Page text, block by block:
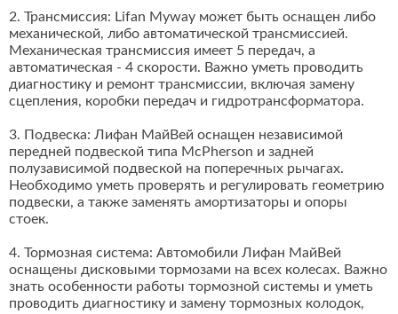
2. Трансмиссия: Lifan Myway может быть оснащен либо
механической, либо автоматической трансмиссией.
Механическая трансмиссия имеет 5 передач, а
автоматическая - 4 скорости. Важно уметь проводить
диагностику и ремонт трансмиссии, включая замену
сцепления, коробки передач и гидротрансформатора.
3. Подвеска: Лифан МайВей оснащен независимой
передней подвеской типа McPherson и задней
полузависимой подвеской на поперечных рычагах.
Необходимо уметь проверять и регулировать геометрию
подвески, а также заменять амортизаторы и опоры
стоек.
4. Тормозная система: Автомобили Лифан МайВей
оснащены дисковыми тормозами на всех колесах. Важно
знать особенности работы тормозной системы и уметь
проводить диагностику и замену тормозных колодок,